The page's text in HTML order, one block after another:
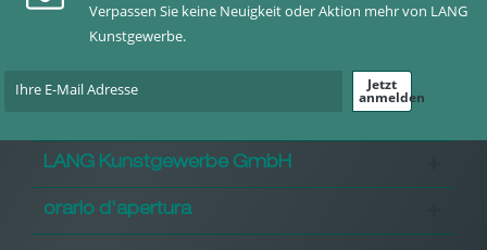
Verpassen Sie keine Neuigkeit oder Aktion mehr von LANG
Kunstgewerbe.
Jetzt
anmelden
LANG Kunstgewerbe GmbH
orario d'apertura